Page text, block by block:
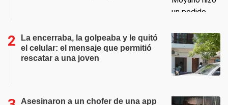
La encerraba, la golpeaba y le quitó
el celular: el mensaje que permitió
rescatar a una joven
Asesinaron a un chofer de una app